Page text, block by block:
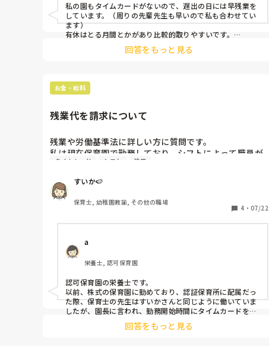
私の園もタイムカードがないので、遅出の日には早残業を
しています。（周りの先輩先生も早いので私も合わせてい
ます）
有休はとる月間とかがあり比較的取りやすいです。
午睡中に会議がある日は会議＝休憩になってます。
回答をもっと見る
お金・給料
残業代を請求について
残業や労働基準法に詳しい方に質問です。
私は現在保育園で勤務しており、シフトによって職員が
では保育室にいる都合でそこから荷物や着替えやタイム
カード等の都合で17時05分10分、子どものイレギュラー
なオムツ替えや大変だなと思う場面が重なると抜けづら
く17時20分にタイムカードを押す事があります。朝も、
勤務開始が出来るように当番の部屋にいる　というルー
り、給食の人数を記入等があるので）15分から20分前に
は着くようにしています。
なので、1日合計15分〜20分くらいは前残業、後残業を
しています。月に換算すると5時間〜6時間残業してる事
になりますが、うちの園は事前に残業申請しないと残業
がつかないというルールになっています。
労働基準法では1分単位で残業は記録し、月の残業が30
分未満の場合は切り捨てが出来るという記載があります
が、余裕で30分を超えています。
タイムカード シフト 残業
すいか🍉
保育士, 幼稚園教諭, その他の職場
4 ・ 07/22
a
栄養士, 認可保育園
認可保育園の栄養士です。
以前、株式の保育園に勤めており、認証保育所に配属だっ
た際、保育士の先生はすいかさんと同じように働いていま
したが、園長に言われ、勤務開始時間にタイムカードを押
していたので、会社にはそういう背景が伝わらないんだな
と思っていました。 回答をもっと見る